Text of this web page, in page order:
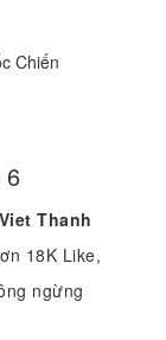
Chiến
6
Viet Thanh
18K Like,
ngừng